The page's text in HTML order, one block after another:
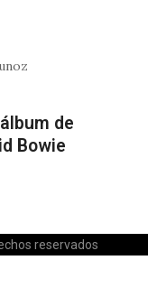
de
Bowie
reservados